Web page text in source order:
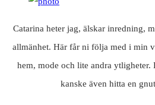
Catarina heter jag, älskar inredning,
allmänhet. Här får ni följa med i min
hem, mode och lite andra ytligheter.
kanske även hitta en